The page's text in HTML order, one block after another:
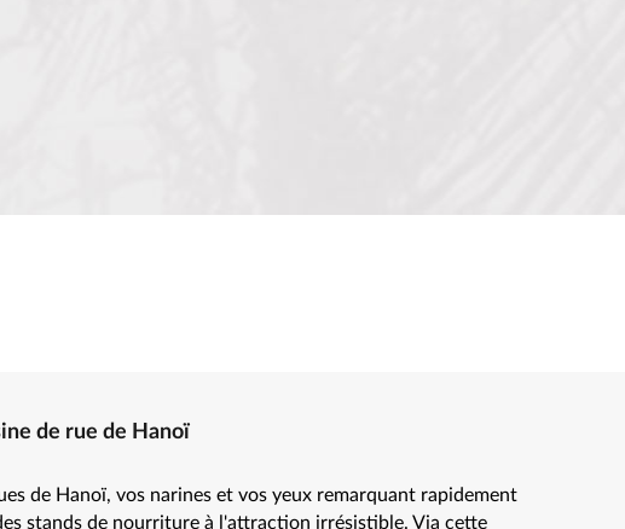
de rue de Hanoï
de Hanoï, vos narines et vos yeux remarquant rapidement
stands de nourriture à l'attraction irrésistible. Via cette